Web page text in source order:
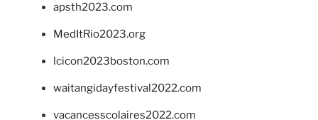
apsth2023.com
MedItRio2023.org
lcicon2023boston.com
waitangidayfestival2022.com
vacancesscolaires2022.com